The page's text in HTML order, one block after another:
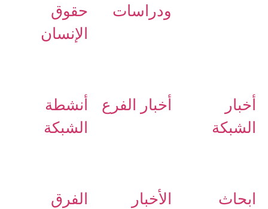
ودراسات
حقوق
الإنسان
أخبار
الشبكة
أخبار الفرع
أنشطة
الشبكة
ابحاث الأخبار الفرق